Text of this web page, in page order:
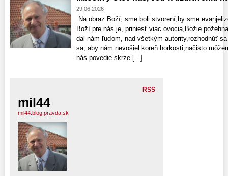
29.06.2026
.Na obraz Boží, sme boli stvorení,by sme
Boží pre nás je, priniesť viac ovocia,Božie
dal nám ľuďom, nad všetkým autority,rozhodnúť
sa, aby nám nevošiel koreň horkosti,načisto
nás povedie skrze [...]
RSS
mil44
mil44.blog.pravda.sk